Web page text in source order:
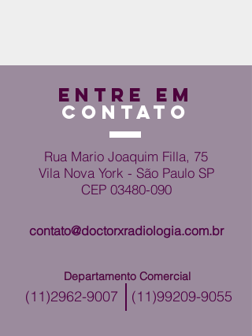
ENTRE EM
CONTATO
Rua Mario Joaquim Filla, 75
Vila Nova York - São Paulo SP
CEP 03480-090
contato@doctorxradiologia.com.br
Departamento Comercial
(11)2962-9007 (11)99209-9055